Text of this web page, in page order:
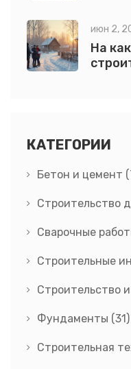
июн 2,
На
КАТЕГОРИИ
Бетон и цемент
Строительство
Сварочные
Строительные
Строительство
Фундаменты (31)
Строительная